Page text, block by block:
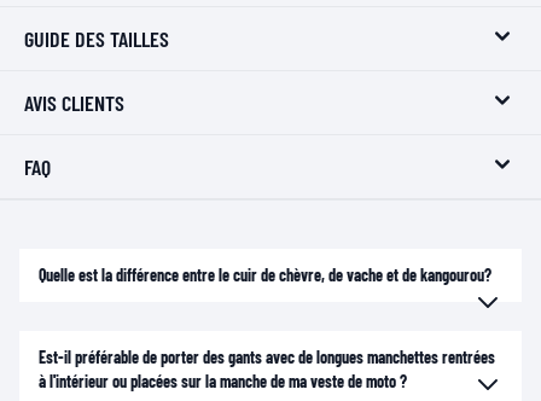
GUIDE DES TAILLES
AVIS CLIENTS
FAQ
Quelle est la différence entre le cuir de chèvre, de vache et de kangourou?
Est-il préférable de porter des gants avec de longues manchettes rentrées
à l'intérieur ou placées sur la manche de ma veste de moto ?